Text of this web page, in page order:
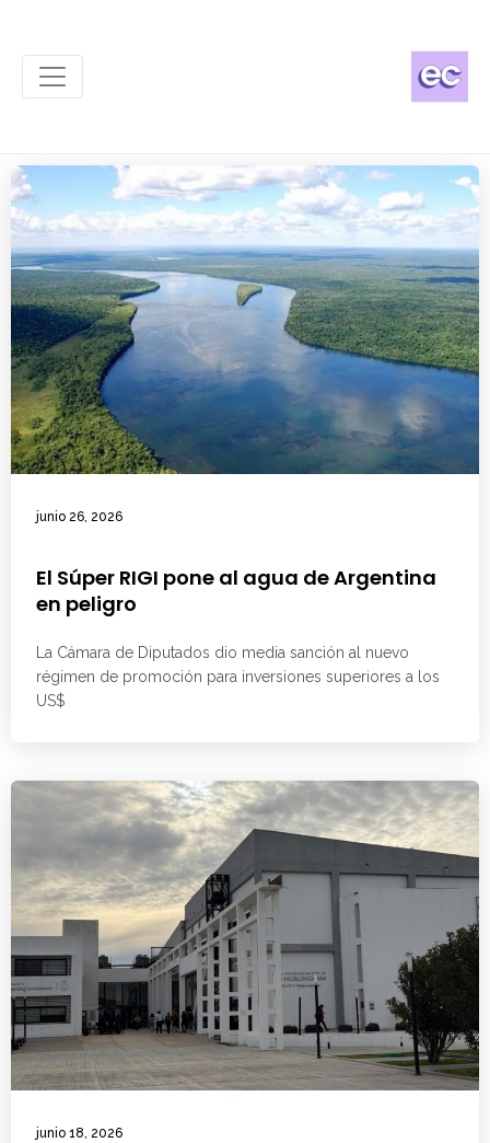
junio 26, 2026
El Súper RIGI pone al agua de Argentina
en peligro
La Cámara de Diputados dio media sanción al nuevo
régimen de promoción para inversiones superiores a los
US$
junio 18, 2026